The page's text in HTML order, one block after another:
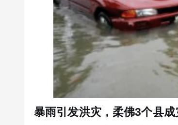
暴雨引发洪灾，柔佛3个县成